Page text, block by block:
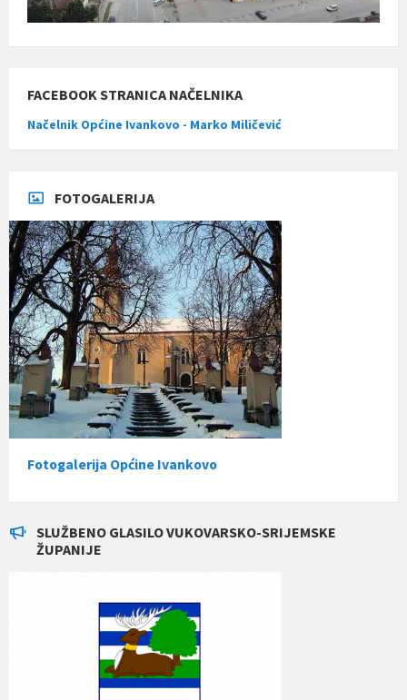
FACEBOOK STRANICA NAČELNIKA
Načelnik Općine Ivankovo - Marko Miličević
FOTOGALERIJA
Fotogalerija Općine Ivankovo
SLUŽBENO GLASILO VUKOVARSKO-SRIJEMSKE
ŽUPANIJE